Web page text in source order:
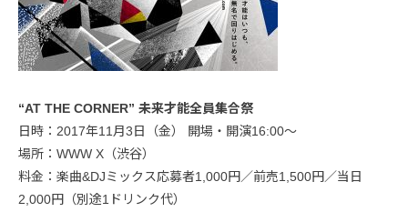
“AT THE CORNER” 未来才能全員集合祭
日時：2017年11月3日（金） 開場・開演16:00〜
場所：WWW X（渋谷）
料金：楽曲&DJミックス応募者1,000円／前売1,500円／当日
2,000円（別途1ドリンク代）